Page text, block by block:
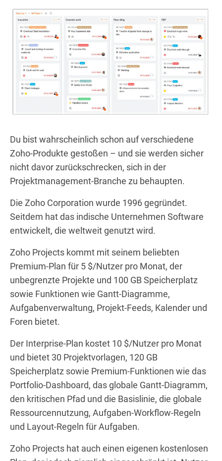
Du bist wahrscheinlich schon auf verschiedene
Zoho-Produkte gestoßen – und sie werden sicher
nicht davor zurückschrecken, sich in der
Projektmanagement-Branche zu behaupten.
Die Zoho Corporation wurde 1996 gegründet.
Seitdem hat das indische Unternehmen Software
entwickelt, die weltweit genutzt wird.
Zoho Projects kommt mit seinem beliebten
Premium-Plan für 5 $/Nutzer pro Monat, der
unbegrenzte Projekte und 100 GB Speicherplatz
sowie Funktionen wie Gantt-Diagramme,
Aufgabenverwaltung, Projekt-Feeds, Kalender und
Foren bietet.
Der Interprise-Plan kostet 10 $/Nutzer pro Monat
und bietet 30 Projektvorlagen, 120 GB
Speicherplatz sowie Premium-Funktionen wie das
Portfolio-Dashboard, das globale Gantt-Diagramm,
den kritischen Pfad und die Basislinie, die globale
Ressourcennutzung, Aufgaben-Workflow-Regeln
und Layout-Regeln für Aufgaben.
Zoho Projects hat auch einen eigenen kostenlosen